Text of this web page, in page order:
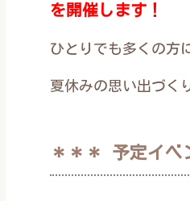
を開催します！
ひとりでも多くの方
夏休みの思い出づく
＊＊＊ 予定イベ